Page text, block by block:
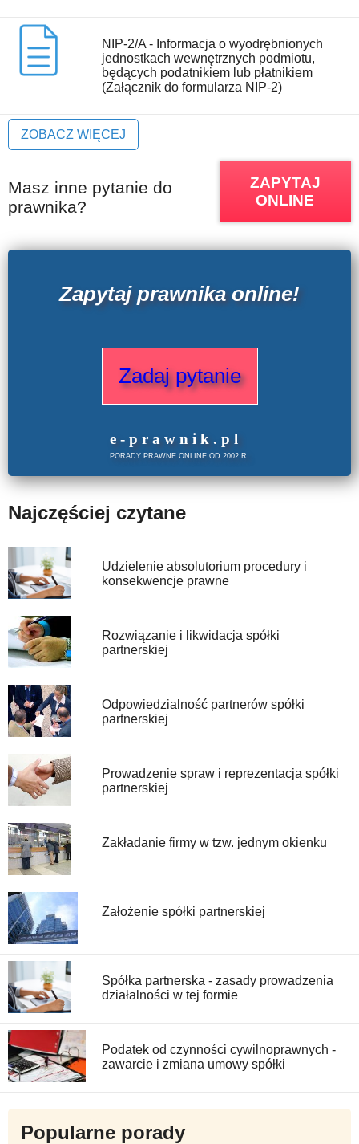
NIP-2/A - Informacja o wyodrębnionych
jednostkach wewnętrznych podmiotu,
będących podatnikiem lub płatnikiem
(Załącznik do formularza NIP-2)
ZOBACZ WIĘCEJ
Masz inne pytanie do
prawnika?
ZAPYTAJ
ONLINE
Zapytaj prawnika online!
Zadaj pytanie
e -prawnik . pl
PORADY PRAWNE ONLINE OD 2002 R.
Najczęściej czytane
Udzielenie absolutorium procedury i
konsekwencje prawne
Rozwiązanie i likwidacja spółki
partnerskiej
Odpowiedzialność partnerów spółki
partnerskiej
Prowadzenie spraw i reprezentacja spółki
partnerskiej
Zakładanie firmy w tzw. jednym okienku
Założenie spółki partnerskiej
Spółka partnerska - zasady prowadzenia
działalności w tej formie
Podatek od czynności cywilnoprawnych -
zawarcie i zmiana umowy spółki
Popularne porady